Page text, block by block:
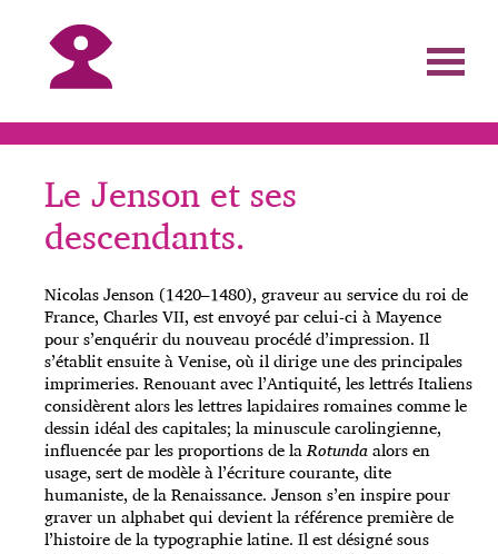
Le Jenson et ses
descendants.
Nicolas Jenson (1420–1480), graveur au service du roi de
France, Charles VII, est envoyé par celui-ci à Mayence
pour s’enquérir du nouveau procédé d’impression. Il
s’établit ensuite à Venise, où il dirige une des principales
imprimeries. Renouant avec l’Antiquité, les lettrés Italiens
considèrent alors les lettres lapidaires romaines comme le
dessin idéal des capitales; la minuscule carolingienne,
influencée par les proportions de laRotundaalors en
usage, sert de modèle à l’écriture courante, dite
humaniste, de la Renaissance. Jenson s’en inspire pour
graver un alphabet qui devient la référence première de
l’histoire de la typographie latine. Il est désigné sous